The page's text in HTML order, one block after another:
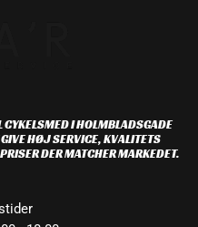
CYKELSMED I HOLMBLADSGADE
HØJ SERVICE, KVALITETS
DER MATCHER MARKEDET.